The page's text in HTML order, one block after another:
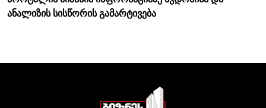
ანალიზის სისწორის გამარტივება